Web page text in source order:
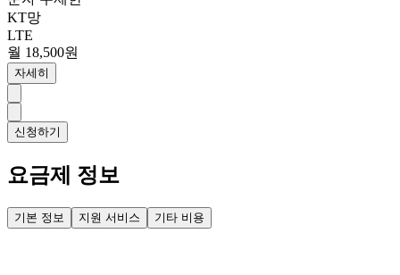
KT망
LTE
월 18,500원
자세히
신청하기
요금제 정보
기본 정보 지원 서비스 기타 비용